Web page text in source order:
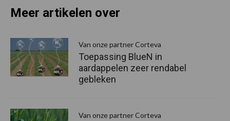
Meer artikelen over
Van onze partner Corteva
Toepassing BlueN in
aardappelen zeer rendabel
gebleken
Van onze partner Corteva